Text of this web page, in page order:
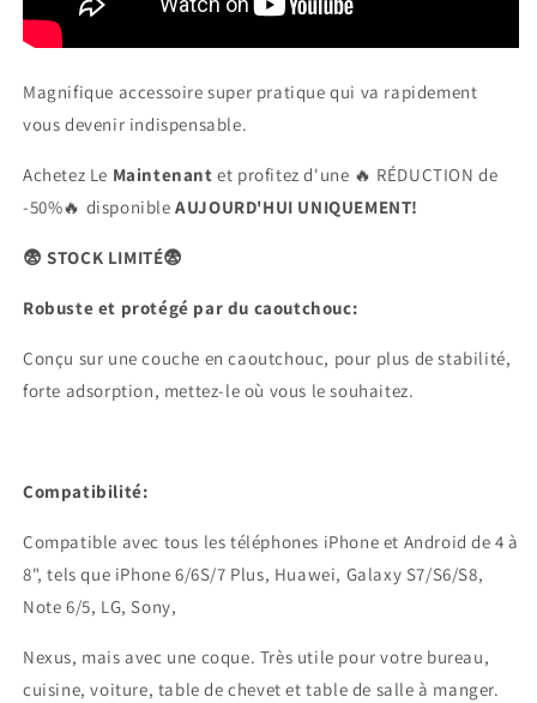
Magnifique accessoire super pratique qui va rapidement
vous devenir indispensable.
Achetez Le Maintenant et profitez d'une 🔥 RÉDUCTION de
-50%🔥 disponible AUJOURD'HUI UNIQUEMENT!
😨 STOCK LIMITÉ😨
Robuste et protégé par du caoutchouc:
Conçu sur une couche en caoutchouc, pour plus de stabilité,
forte adsorption, mettez-le où vous le souhaitez.
Compatibilité:
Compatible avec tous les téléphones iPhone et Android de 4 à
8", tels que iPhone 6/6S/7 Plus, Huawei, Galaxy S7/S6/S8,
Note 6/5, LG, Sony,
Nexus, mais avec une coque. Très utile pour votre bureau,
cuisine, voiture, table de chevet et table de salle à manger.